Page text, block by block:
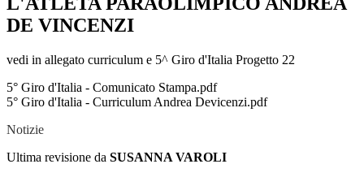
DE VINCENZI
vedi in allegato curriculum e 5^ Giro d'Italia Progetto 22
5° Giro d'Italia - Comunicato Stampa.pdf
5° Giro d'Italia - Curriculum Andrea Devicenzi.pdf
Notizie
Ultima revisione da SUSANNA VAROLI